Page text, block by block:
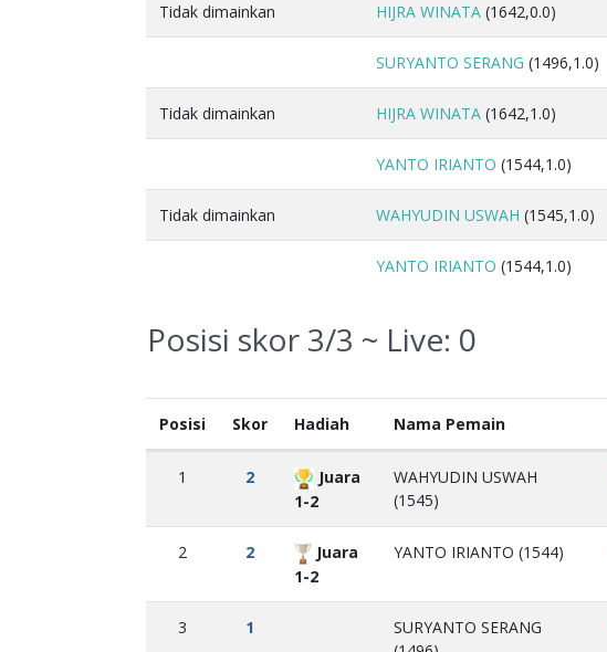
Tidak dimainkan HIJRA WINATA (1642,0.0)
SURYANTO SERANG (1496,1.0)
Tidak dimainkan HIJRA WINATA (1642,1.0)
YANTO IRIANTO (1544,1.0)
Tidak dimainkan WAHYUDIN USWAH (1545,1.0)
YANTO IRIANTO (1544,1.0)
Posisi skor 3/3 ~ Live: 0
Posisi Skor Hadiah Nama Pemain
1 2
Juara
1-2
WAHYUDIN USWAH
(1545)
2 2
Juara
1-2
YANTO IRIANTO (1544)
3 1
SURYANTO SERANG